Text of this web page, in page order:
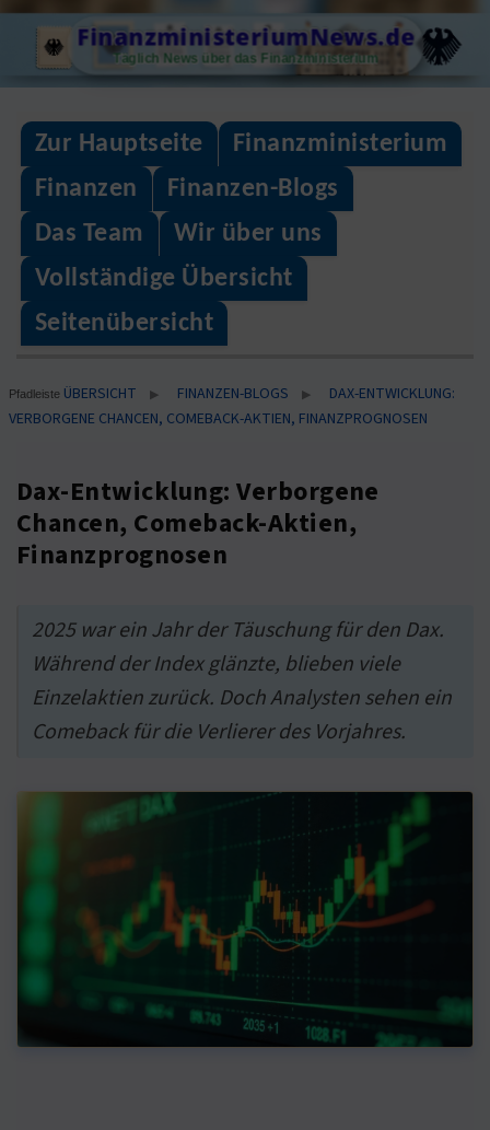
Skip
content
FinanzministeriumNews.de
Täglich News über das Finanzministerium
Zur Hauptseite
Finanzministerium
Finanzen
Finanzen-Blogs
Das Team
Wir über uns
Vollständige Übersicht
Seitenübersicht
Pfadleiste ÜBERSICHT ▶ FINANZEN-BLOGS ▶
DAX-ENTWICKLUNG:
VERBORGENE CHANCEN, COMEBACK-AKTIEN, FINANZPROGNOSEN
Dax-Entwicklung: Verborgene
Chancen, Comeback-Aktien,
Finanzprognosen
2025 war ein Jahr der Täuschung für den Dax.
Während der Index glänzte, blieben viele
Einzelaktien zurück. Doch Analysten sehen ein
Comeback für die Verlierer des Vorjahres.